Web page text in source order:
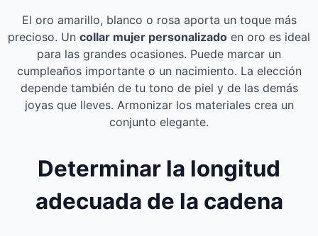
El oro amarillo, blanco o rosa aporta un toque más
precioso. Un collar mujer personalizado en oro es ideal
para las grandes ocasiones. Puede marcar un
cumpleaños importante o un nacimiento. La elección
depende también de tu tono de piel y de las demás
joyas que lleves. Armonizar los materiales crea un
conjunto elegante.
Determinar la longitud
adecuada de la cadena